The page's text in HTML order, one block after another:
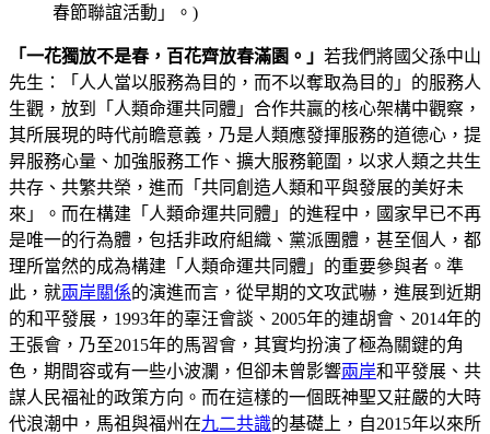
春節聯誼活動」。)
「一花獨放不是春，百花齊放春滿園。」 若我們將國父孫中山
先生：「人人當以服務為目的，而不以奪取為目的」的服務人
生觀，放到「人類命運共同體」合作共贏的核心架構中觀察，
其所展現的時代前瞻意義，乃是人類應發揮服務的道德心，提
昇服務心量、加強服務工作、擴大服務範圍，以求人類之共生
共存、共繁共榮，進而「共同創造人類和平與發展的美好未
來」。而在構建「人類命運共同體」的進程中，國家早已不再
是唯一的行為體，包括非政府組織、黨派團體，甚至個人，都
理所當然的成為構建「人類命運共同體」的重要參與者。準
此，就兩岸關係的演進而言，從早期的文攻武嚇，進展到近期
的和平發展，1993年的辜汪會談、2005年的連胡會、2014年的
王張會，乃至2015年的馬習會，其實均扮演了極為關鍵的角
色，期間容或有一些小波瀾，但卻未曾影響兩岸和平發展、共
謀人民福祉的政策方向。而在這樣的一個既神聖又莊嚴的大時
代浪潮中，馬祖與福州在九二共識的基礎上，自2015年以來所